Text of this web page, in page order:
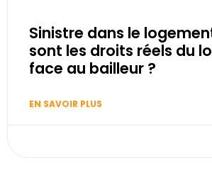
Sinistre dans le
sont les droits réels du
face au bailleur ?
EN SAVOIR PLUS